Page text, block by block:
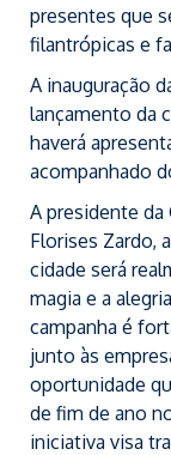
presentes que
filantrópicas e
A inauguração
lançamento da
haverá
acompanhado
A presidente da
Florises Zardo,
cidade será
magia e a
campanha é
junto às
oportunidade
de fim de ano
iniciativa visa